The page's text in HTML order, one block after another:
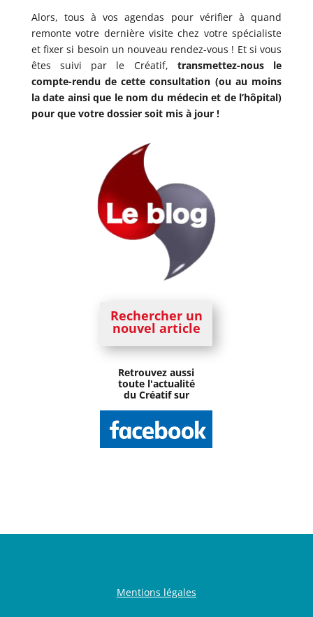
Alors, tous à vos agendas pour vérifier à quand
remonte votre dernière visite chez votre spécialiste
et fixer si besoin un nouveau rendez-vous ! Et si vous
êtes suivi par le Créatif, transmettez-nous le
compte-rendu de cette consultation (ou au moins
la date ainsi que le nom du médecin et de l’hôpital)
pour que votre dossier soit mis à jour !
Rechercher un
nouvel article
Retrouvez aussi
toute l'actualité
du Créatif sur
Mentions légales